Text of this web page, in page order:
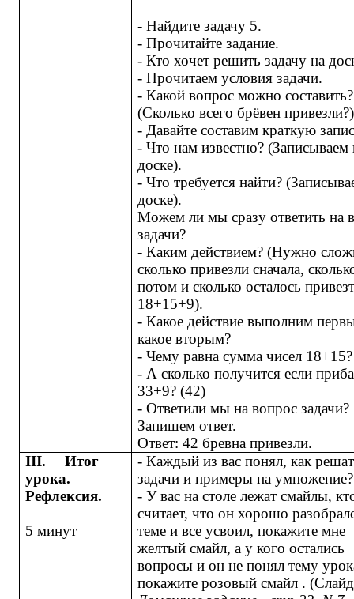
- Найдите задачу 5.
- Прочитайте задание.
- Кто хочет решить задачу на
- Прочитаем условия задачи.
- Какой вопрос можно составить?
(Сколько всего брёвен привезли?)
- Давайте составим краткую
- Что нам известно? (Записываем
доске).
- Что требуется найти?
доске).
Можем ли мы сразу ответить на
задачи?
- Каким действием? (Нужно
сколько привезли сначала,
потом и сколько осталось
18+15+9).
- Какое действие выполним
какое вторым?
- Чему равна сумма чисел
- А сколько получится если
33+9? (42)
- Ответили мы на вопрос задачи?
Запишем ответ.
Ответ: 42 бревна привезли.
III.
Итог
урока.
Рефлексия.
5 минут
- Каждый из вас понял, как
задачи и примеры на умножение?
- У вас на столе лежат смайлы,
считает, что он хорошо
теме и все усвоил, покажите мне
желтый смайл, а у кого остались
вопросы и он не понял тему
покажите розовый смайл .